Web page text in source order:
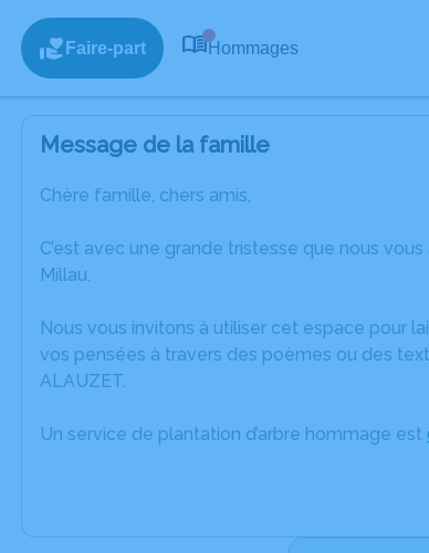
Faire-part Hommages
Message de la famille
Chère famille, chers amis,
C’est avec une grande tristesse que nous
Millau.
Nous vous invitons à utiliser cet espace pour
vos pensées à travers des poèmes ou des
ALAUZET.
Un service de plantation d’arbre hommage est